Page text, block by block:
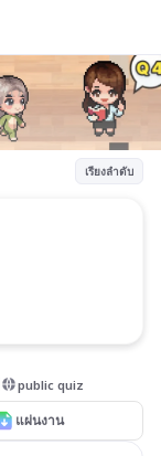
เรียงลำดับ
public quiz
แผ่นงาน